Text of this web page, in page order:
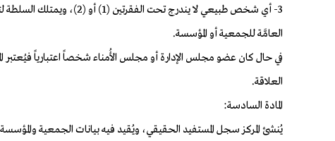
3- أي شخص طبيعي لا
العامَّة للجمعية أو المؤسسة.
في حال كان عضو مجلس الإدارة أو مجلس الأُمناء شخصاً اعتبارياً
العلاقة.
المادة السادسة:
يُنشئ المركز سجل المستفيد الحقيقي، ويُقيد فيه بيانات الجمعية